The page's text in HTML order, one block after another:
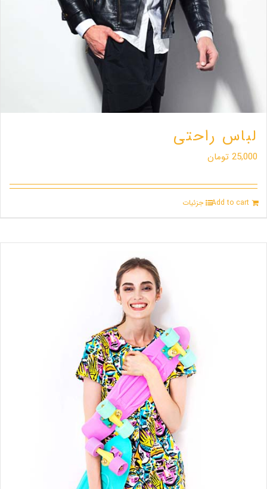
لباس راحتی
25,000 تومان
Add to cart جزئیات